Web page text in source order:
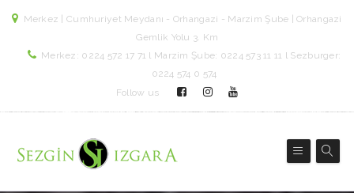
Merkez | Cumhuriyet Meydanı - Orhangazi - Marzim Şube | Orhangazi
Gemlik Yolu 3. Km
Merkez: 0224 572 17 71 l Marzim Şube: 0224 573 11 11 l Sezburger:
0224 574 0 574
Follow us